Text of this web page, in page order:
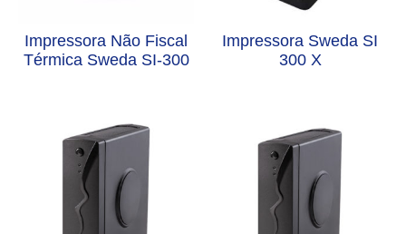
Impressora Não Fiscal
Térmica Sweda SI-300
Impressora Sweda SI
300 X